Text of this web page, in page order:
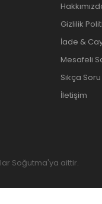
Gizlilik
İade &
Mesafeli
Sıkça
İletişim
Soğutma'ya aittir.